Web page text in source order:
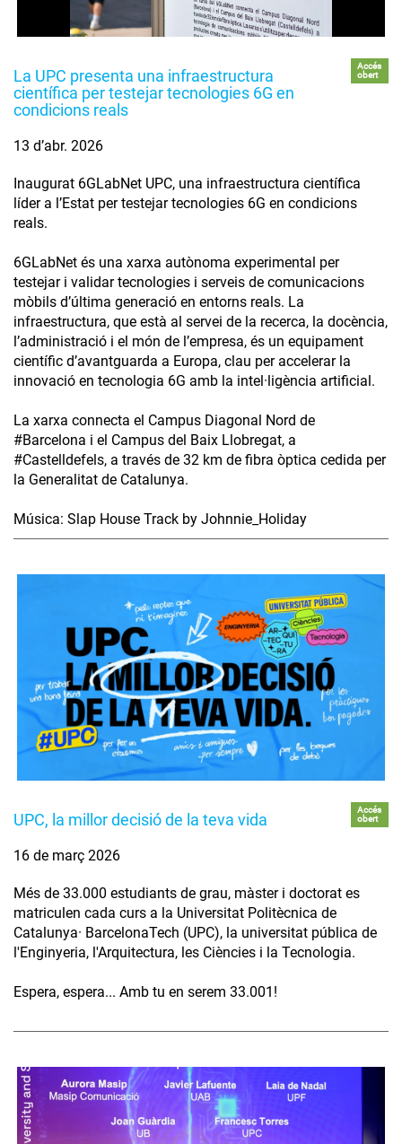
La UPC presenta una infraestructura
científica per testejar tecnologies 6G en
condicions reals
Accés
obert
13 d’abr. 2026
Inaugurat 6GLabNet UPC, una infraestructura científica
líder a l’Estat per testejar tecnologies 6G en condicions
reals.
6GLabNet és una xarxa autònoma experimental per
testejar i validar tecnologies i serveis de comunicacions
mòbils d’última generació en entorns reals. La
infraestructura, que està al servei de la recerca, la docència,
l’administració i el món de l’empresa, és un equipament
científic d’avantguarda a Europa, clau per accelerar la
innovació en tecnologia 6G amb la intel·ligència artificial.
La xarxa connecta el Campus Diagonal Nord de
#Barcelona i el Campus del Baix Llobregat, a
#Castelldefels, a través de 32 km de fibra òptica cedida per
la Generalitat de Catalunya.
Música: Slap House Track by Johnnie_Holiday
UPC, la millor decisió de la teva vida
Accés
obert
16 de març 2026
Més de 33.000 estudiants de grau, màster i doctorat es
matriculen cada curs a la Universitat Politècnica de
Catalunya· BarcelonaTech (UPC), la universitat pública de
l'Enginyeria, l'Arquitectura, les Ciències i la Tecnologia.
Espera, espera... Amb tu en serem 33.001!